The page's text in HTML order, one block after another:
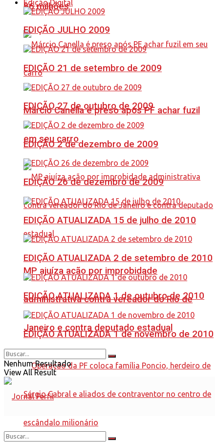
86 milhões
Márcio Canella é preso após PF achar fuzil
em seu carro
MP ajuíza ação por improbidade
administrativa contra vereador do Rio de
Janeiro e contra deputado estadual
Edição Digital
EDIÇÃO JULHO 2009
EDIÇÃO 21 de setembro de 2009
EDIÇÃO 27 de outubro de 2009
EDIÇÃO 2 de dezembro de 2009
EDIÇÃO 26 de dezembro de 2009
EDIÇÃO ATUALIZADA 15 de julho de 2010
EDIÇÃO ATUALIZADA 2 de setembro de 2010
EDIÇÃO ATUALIZADA 1 de outubro de 2010
EDIÇÃO ATUALIZADA 1 de novembro de 2010
Nenhum Resultado
View All Result